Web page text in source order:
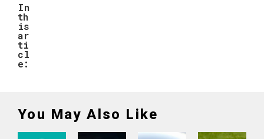
In
th
is
ar
ti
cl
e:
You May Also Like